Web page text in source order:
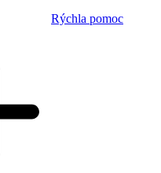
Rýchla pomoc